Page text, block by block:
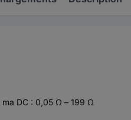
DC : 0,05 Ω – 199 Ω